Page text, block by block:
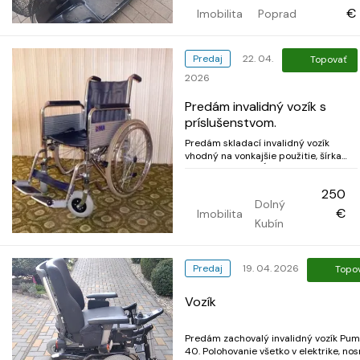
Imobilita Poprad
€
Predaj
22. 04.
2026
Topovať
Predám invalidný vozík s
príslušenstvom.
Predám skladací invalidný vozík
vhodný na vonkajšie použitie, šírka
upozornenie pre vodičov za zníženej
viditeľnosti. Veľké kolesá majú plné
gumy. K vozíku ponúkam bohatú
Imobilita
Dolný
Kubín
250
€
Predaj 19. 04. 2026
Vozík
Predám zachovalý invalidný vozík
40. Polohovanie všetko v elektrike,